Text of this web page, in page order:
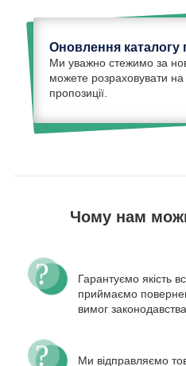
Оновлення каталогу
Ми уважно стежимо за
можете розраховувати на
пропозиції.
Чому нам
Гарантуємо якість
приймаємо
вимог
Ми відправляємо